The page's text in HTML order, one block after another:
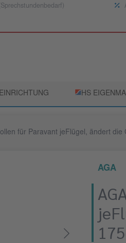
­HS
für Paravant jeFlügel, ändert die
AGA